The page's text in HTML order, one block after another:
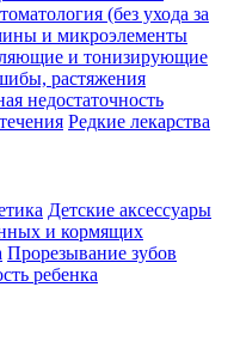
(без ухода за
и микроэлементы
и тонизирующие
растяжения
недостаточность
Редкие лекарства
Детские аксессуары
и кормящих
Прорезывание зубов
ребенка